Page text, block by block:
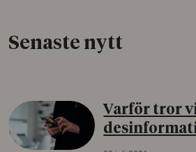
Senaste nytt
Varför tror